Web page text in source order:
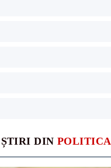
DIN POLITICA